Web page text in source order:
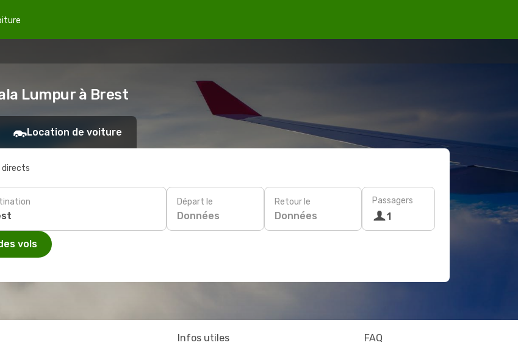
Lumpur à Brest
Location de voiture
directs
Départ le
Données
Retour le
Données
Passagers
1
vols
Infos utiles FAQ